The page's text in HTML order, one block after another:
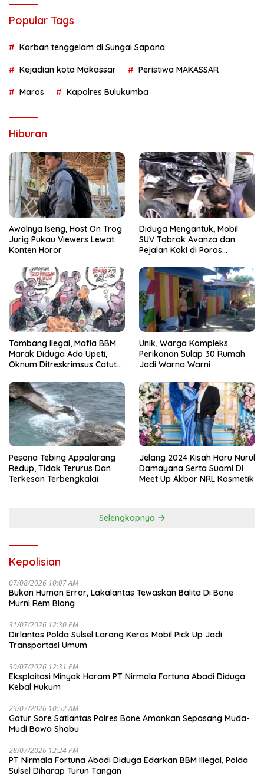
Popular Tags
Korban tenggelam di Sungai Sapana
Kejadian kota Makassar Peristiwa MAKASSAR
Maros Kapolres Bulukumba
Hiburan
Awalnya Iseng, Host On Trog
Jurig Pukau Viewers Lewat
Konten Horor
Diduga Mengantuk, Mobil
SUV Tabrak Avanza dan
Pejalan Kaki di Poros
Tambang Ilegal, Mafia BBM
Marak Diduga Ada Upeti,
Oknum Ditreskrimsus Catut
Unik, Warga Kompleks
Perikanan Sulap 30 Rumah
Jadi Warna Warni
Pesona Tebing Appalarang
Redup, Tidak Terurus Dan
Terkesan Terbengkalai
Jelang 2024 Kisah Haru Nurul
Damayana Serta Suami Di
Meet Up Akbar NRL Kosmetik
Selengkapnya
Kepolisian
07/08/2026 10:07 AM
Bukan Human Error, Lakalantas Tewaskan Balita Di Bone
Murni Rem Blong
31/07/2026 12:30 PM
Dirlantas Polda Sulsel Larang Keras Mobil Pick Up Jadi
Transportasi Umum
30/07/2026 12:31 PM
Eksploitasi Minyak Haram PT Nirmala Fortuna Abadi Diduga
Kebal Hukum
29/07/2026 10:52 AM
Gatur Sore Satlantas Polres Bone Amankan Sepasang Muda-
Mudi Bawa Shabu
28/07/2026 12:24 PM
PT Nirmala Fortuna Abadi Diduga Edarkan BBM Illegal, Polda
Sulsel Diharap Turun Tangan